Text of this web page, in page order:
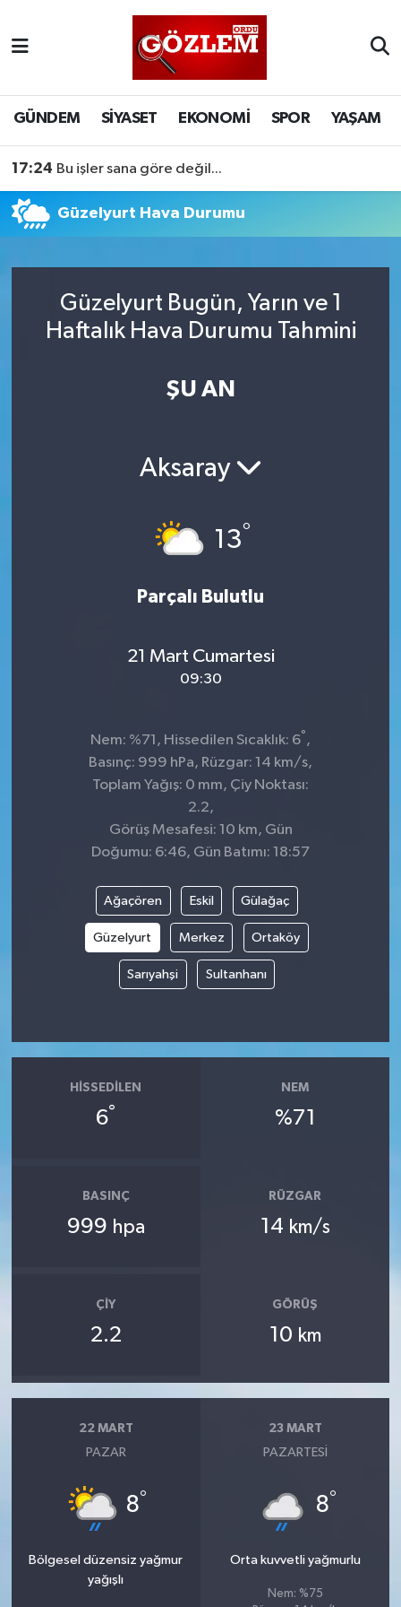
GÜNDEM SİYASET EKONOMİ SPOR YAŞAM
17:24 Bu işler sana göre değil...
Güzelyurt Hava Durumu
Güzelyurt Bugün, Yarın ve 1
Haftalık Hava Durumu Tahmini
ŞU AN
Aksaray
13°
Parçalı Bulutlu
21 Mart Cumartesi
09:30
Nem: %71, Hissedilen Sıcaklık: 6° ,
Basınç: 999 hPa, Rüzgar: 14 km/s,
Toplam Yağış: 0 mm, Çiy Noktası:
2.2,
Görüş Mesafesi: 10 km, Gün
Doğumu: 6:46, Gün Batımı: 18:57
Ağaçören Eskil Gülağaç
Güzelyurt Merkez Ortaköy
Sarıyahşi Sultanhanı
HISSEDILEN
6°
NEM
%71
BASINÇ
999 hpa
RÜZGAR
14 km/s
ÇIY
2.2
GÖRÜŞ
10 km
22 MART
PAZAR
8°
Bölgesel düzensiz yağmur
yağışlı
23 MART
PAZARTESI
8°
Orta kuvvetli yağmurlu
Nem: %75
SİYASET
EKONOMİ
SPOR
EĞİTİM
Ordu Nöbetçi Eczaneler
Ordu Hava Durumu
Ordu Namaz Vakitleri
Ordu Trafik Yoğunluk Haritası
Tüm Manşetler
Son Dakika Haberleri